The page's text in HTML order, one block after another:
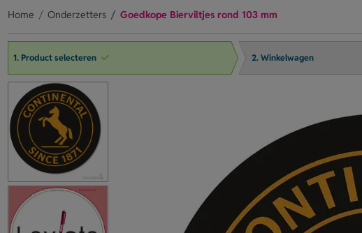
Home Onderzetters Goedkope Bierviltjes rond 103 mm
1. Product selecteren 2. Winkelwagen